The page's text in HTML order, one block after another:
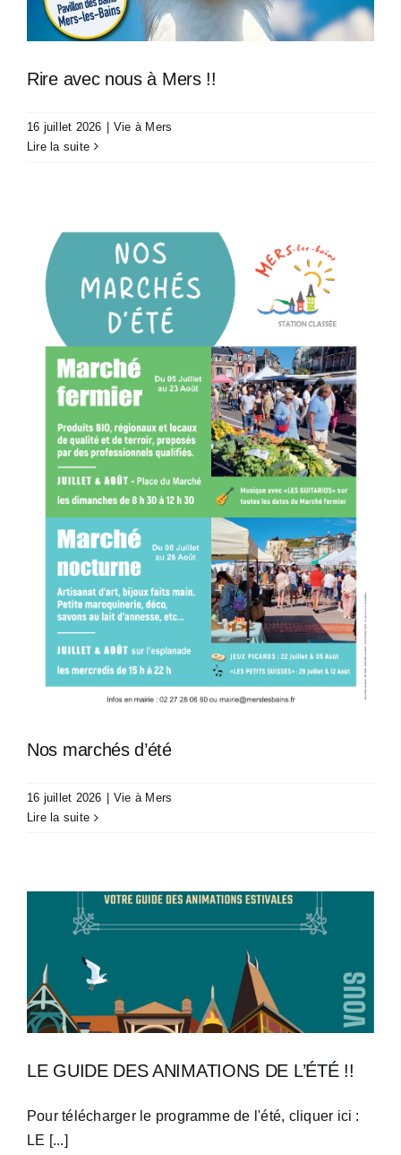
Rire avec nous à Mers !!
16 juillet 2026
Vie à Mers
Lire la suite
Nos marchés d’été
16 juillet 2026
Vie à Mers
Lire la suite
LE GUIDE DES ANIMATIONS DE L’ÉTÉ !!
Pour télécharger le programme de l'été, cliquer ici :
LE [...]